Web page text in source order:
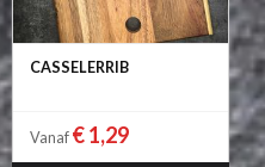
CASSELERRIB
Vanaf € 1,29